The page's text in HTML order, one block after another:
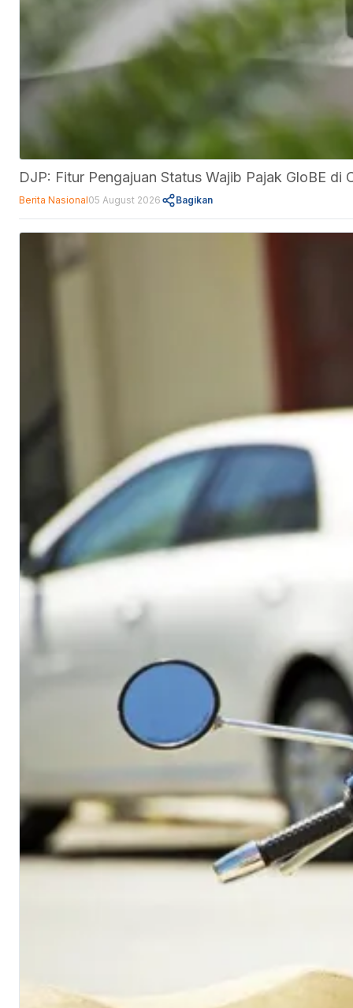
DJP: Fitur Pengajuan Status Wajib Pajak GloBE di
Berita Nasional05 August 2026 Bagikan